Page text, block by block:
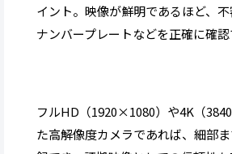
イント。映像が鮮明であるほど、
ナンバープレートなどを正確に確認
フルHD（1920×1080）や4K（
た高解像度カメラであれば、細部